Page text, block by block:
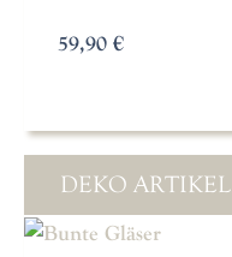
59,90 €
DEKO ARTIKEL